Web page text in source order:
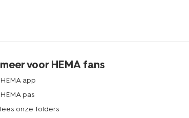
meer voor HEMA fans
HEMA app
HEMA pas
lees onze folders